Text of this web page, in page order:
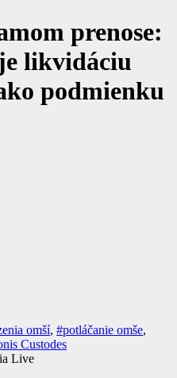
prenose:
likvidáciu
podmienku
omší, #potláčanie omše,
Custodes
Live